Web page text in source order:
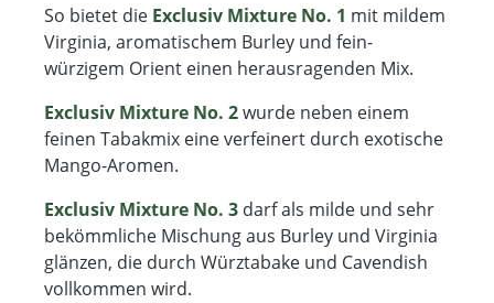
So bietet die Exclusiv Mixture No. 1 mit mildem
Virginia, aromatischem Burley und fein-
würzigem Orient einen herausragenden Mix.
Exclusiv Mixture No. 2wurde neben einem
feinen Tabakmix eine verfeinert durch exotische
Mango-Aromen.
Exclusiv Mixture No. 3 darf als milde und sehr
bekömmliche Mischung aus Burley und Virginia
glänzen, die durch Würztabake und Cavendish
vollkommen wird.